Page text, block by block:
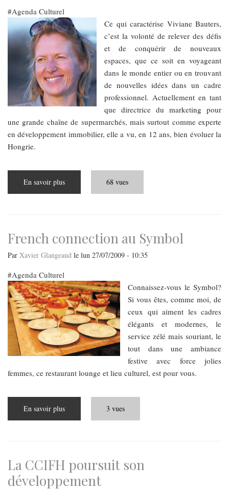
Agenda Culturel
Ce qui caractérise Viviane Bauters,
c’est la volonté de relever des défis
et de conquérir de nouveaux
espaces, que ce soit en voyageant
dans le monde entier ou en trouvant
de nouvelles idées dans un cadre
professionnel. Actuellement en tant
que directrice du marketing pour
une grande chaîne de supermarchés, mais surtout comme experte
en développement immobilier, elle a vu, en 12 ans, bien évoluer la
Hongrie.
En savoir plus
avec
68 vues
French connection au Symbol
Par Xavier Glangeaud le lun 27/07/2009 - 10:35
Agenda Culturel
Connaissez-vous le Symbol?
Si vous êtes, comme moi, de
ceux qui aiment les cadres
élégants et modernes, le
service zélé mais souriant, le
tout dans une ambiance
festive avec force jolies
femmes, ce restaurant lounge et lieu culturel, est pour vous.
En savoir plus
connection
3 vues
La CCIFH poursuit son
développement